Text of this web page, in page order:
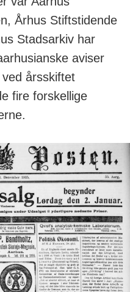
Århus Stiftstidende
Stadsarkiv har
aviser
årsskiftet
fire forskellige